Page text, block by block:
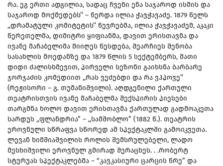
რა. ეგ ერთი ადგილია, სადაც ჩვენი ენა საჯაროდ ისმის და
საჯაროდ მოქმედებს’’ – წერდა ილია ჭავჭავაძე. 1879 წელს
,,დრამატული კომიტეტის’’ წევრებმა, ილია ჭავჭავაძემ, აკაკი
წერეთელმა, დიმიტრი ყიფიანმა, დავით ერისთავმა და
ივანე მაჩაბელიმა მიიღეს წესდება, შეარჩიეს შენობა
სასახლის მოედანზე და 1879 წლის 5 სექტემბერს, მათი
დიდი ძალისხმევით, პირველი სეზონი გაიხსნა ბარბარე
ჯორჯაძის კომედიით ,,რას ვეძებდი და რა ვჰპოვე’’
(რეჟისორი – გ. თუმანიშვილი). აღდგენილი ქართული
თეატრისთვის ივანე მაჩაბელმა შექსპირის პიესები
თარგმნა ხოლო დავით ერისთავმა ქართულად გადმოაკეთა
სარდუს ,,ფლანდრია” – ,,სამშობლო” (1882 წ.). თეატრის
ეროვნული სწრაფვა სწორედ ამ სპექტაკლში გამოიკვეთა.
ლევან ხიმშიაშვილის როლის შემსრულებელი, ლადო
მესხიშვილი ეროვნულ გმირად შერაცხეს. . .რობერტ
სტურუას სპექტაკლებმა – “კავკასიური ცარცის წრე” და